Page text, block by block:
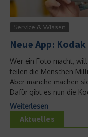
Service & Wissen
Neue App:
Wer ein Foto macht,
teilen die Menschen
Aber manche machen
Dafür gibt es nun die
Weiterlesen
Aktuelles